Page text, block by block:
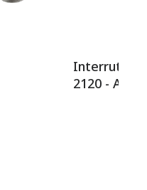
2120 - A